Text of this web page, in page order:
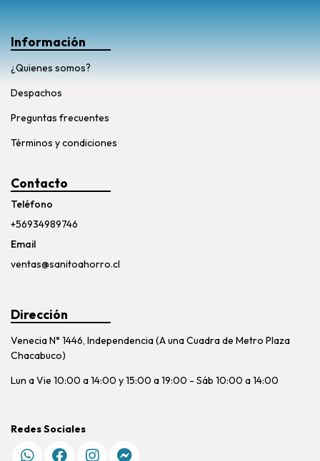
Información
¿Quienes somos?
Despachos
Preguntas frecuentes
Términos y condiciones
Contacto
Teléfono
+56934989746
Email
ventas@sanitoahorro.cl
Dirección
Venecia N° 1446, Independencia (A una Cuadra de Metro Plaza
Chacabuco)
Lun a Vie 10:00 a 14:00 y 15:00 a 19:00 - Sáb 10:00 a 14:00
Redes Sociales